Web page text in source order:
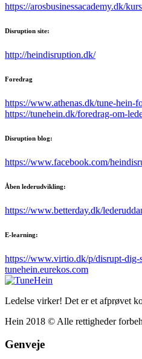
https://arosbusinessacademy.dk/
Disruption site:
http://heindisruption.dk/
Foredrag
https://www.athenas.dk/tune-hein-
https://tunehein.dk/foredrag-om-
Disruption blog:
https://www.facebook.com/
Åben lederudvikling:
https://www.betterday.dk/
E-learning:
https://www.virtio.dk/p/disrupt-dig-
tunehein.eurekos.com
Ledelse virker! Det er et afprøvet
Hein 2018 © Alle rettigheder
Genveje